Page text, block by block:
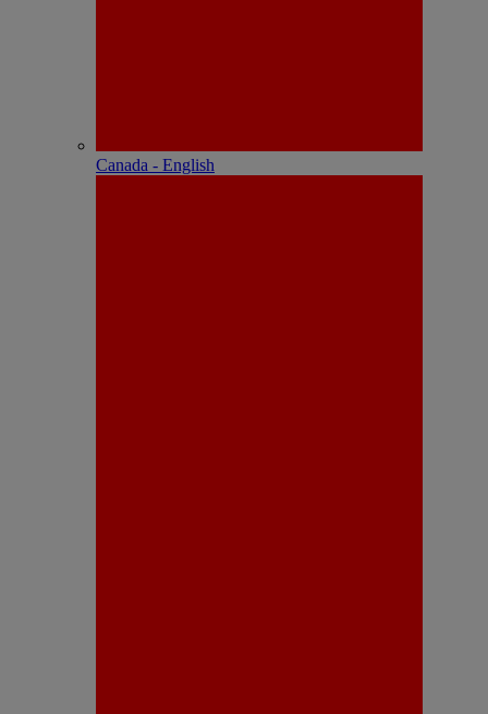
Canada - English